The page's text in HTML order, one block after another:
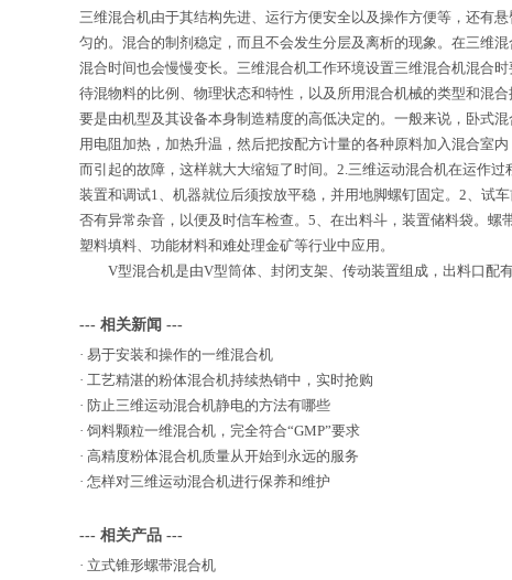
三维混合机由于其结构先进、运行方便安全以及操作方便等，还有
匀的。混合的制剂稳定，而且不会发生分层及离析的现象。在三维
混合时间也会慢慢变长。三维混合机工作环境设置三维混合机混合
待混物料的比例、物理状态和特性，以及所用混合机械的类型和混
要是由机型及其设备本身制造精度的高低决定的。一般来说，卧式
用电阻加热，加热升温，然后把按配方计量的各种原料加入混合室
而引起的故障，这样就大大缩短了时间。2.三维运动混合机在运作
装置和调试1、机器就位后须按放平稳，并用地脚螺钉固定。2、试
否有异常杂音，以便及时信车检查。5、在出料斗，装置储料袋。
塑料填料、功能材料和难处理金矿等行业中应用。
V型混合机是由V型筒体、封闭支架、传动装置组成，出料口配
--- 相关新闻 ---
· 易于安装和操作的一维混合机
· 工艺精湛的粉体混合机持续热销中，实时抢购
· 防止三维运动混合机静电的方法有哪些
· 饲料颗粒一维混合机，完全符合“GMP”要求
· 高精度粉体混合机质量从开始到永远的服务
· 怎样对三维运动混合机进行保养和维护
--- 相关产品 ---
· 立式锥形螺带混合机